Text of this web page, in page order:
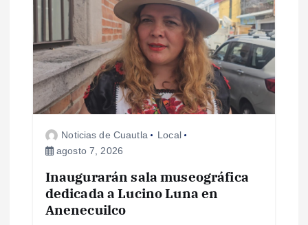
ó
n
d
Noticias de Cuautla
Local
agosto 7, 2026
Inaugurarán sala museográfica
dedicada a Lucino Luna en
Anenecuilco